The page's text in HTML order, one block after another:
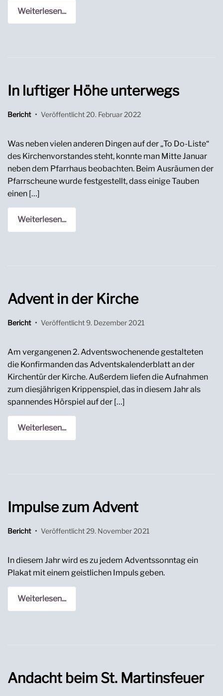
Weiterlesen...
In luftiger Höhe unterwegs
Bericht • Veröffentlicht 20. Februar 2022
Was neben vielen anderen Dingen auf der „To Do-Liste“
des Kirchenvorstandes steht, konnte man Mitte Januar
neben dem Pfarrhaus beobachten. Beim Ausräumen der
Pfarrscheune wurde festgestellt, dass einige Tauben
einen […]
Weiterlesen...
Advent in der Kirche
Bericht • Veröffentlicht9. Dezember 2021
Am vergangenen 2. Adventswochenende gestalteten
die Konfirmanden das Adventskalenderblatt an der
Kirchentür der Kirche. Außerdem liefen die Aufnahmen
zum diesjährigen Krippenspiel, das in diesem Jahr als
spannendes Hörspiel auf der […]
Weiterlesen...
Impulse zum Advent
Bericht • Veröffentlicht 29. November 2021
In diesem Jahr wird es zu jedem Adventssonntag ein
Plakat mit einem geistlichen Impuls geben.
Weiterlesen...
Andacht beim St. Martinsfeuer